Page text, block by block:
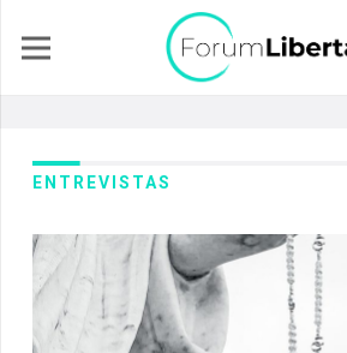
ENTREVISTAS